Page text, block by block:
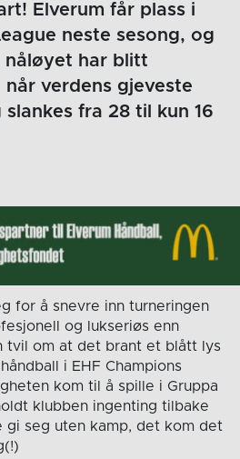
Elverum får plass i
neste sesong, og
har blitt
verdens gjeveste
fra 28 til kun 16
for å snevre inn turneringen
og lukseriøs enn
tvil om at det brant et blått lys
i EHF Champions
kom til å spille i Gruppa
klubben ingenting tilbake
gi seg uten kamp, det kom det